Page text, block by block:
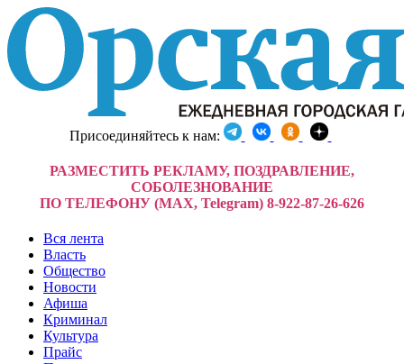
Присоединяйтесь к нам:
РАЗМЕСТИТЬ РЕКЛАМУ, ПОЗДРАВЛЕНИЕ,
СОБОЛЕЗНОВАНИЕ
ПО ТЕЛЕФОНУ (MAX, Telegram) 8-922-87-26-626
Вся лента
Власть
Общество
Новости
Афиша
Криминал
Культура
Прайс